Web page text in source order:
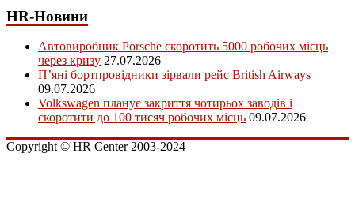
HR-Новини
Автовиробник Porsche скоротить 5000 робочих місць
через кризу 27.07.2026
П’яні бортпровідники зірвали рейс British Airways
09.07.2026
Volkswagen планує закриття чотирьох заводів і
скоротити до 100 тисяч робочих місць 09.07.2026
Copyright © HR Center 2003-2024